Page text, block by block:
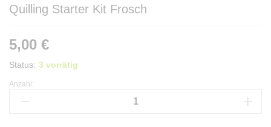
Quilling Starter Kit Frosch
5,00 €
Status: 3 vorrätig
Quilling
Starter
Anzahl: